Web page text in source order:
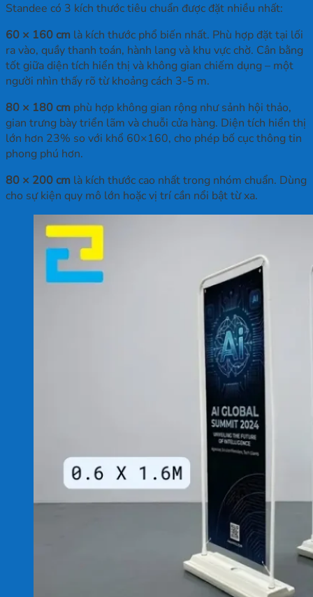
Standee có 3 kích thước tiêu chuẩn được đặt nhiều nhất:
60 × 160 cm là kích thước phổ biến nhất. Phù hợp đặt tại lối
ra vào, quầy thanh toán, hành lang và khu vực chờ. Cân bằng
tốt giữa diện tích hiển thị và không gian chiếm dụng – một
người nhìn thấy rõ từ khoảng cách 3-5 m.
80 × 180 cm phù hợp không gian rộng như sảnh hội thảo,
gian trưng bày triển lãm và chuỗi cửa hàng. Diện tích hiển thị
lớn hơn 23% so với khổ 60×160, cho phép bố cục thông tin
phong phú hơn.
80 × 200 cm là kích thước cao nhất trong nhóm chuẩn. Dùng
cho sự kiện quy mô lớn hoặc vị trí cần nổi bật từ xa.